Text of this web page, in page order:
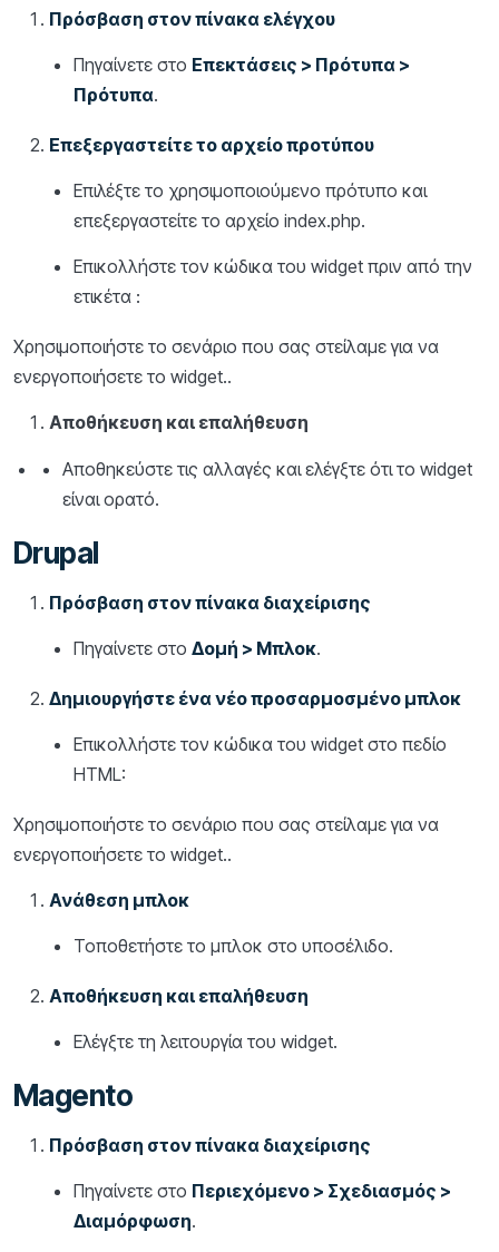
Πρόσβαση στον πίνακα ελέγχου
Πηγαίνετε στο Επεκτάσεις > Πρότυπα >
Πρότυπα.
Επεξεργαστείτε το αρχείο προτύπου
Επιλέξτε το χρησιμοποιούμενο πρότυπο και
επεξεργαστείτε το αρχείο index.php.
Επικολλήστε τον κώδικα του widget πριν από την
ετικέτα :
Χρησιμοποιήστε το σενάριο που σας στείλαμε για να
ενεργοποιήσετε το widget..
Αποθήκευση και επαλήθευση
Αποθηκεύστε τις αλλαγές και ελέγξτε ότι το widget
είναι ορατό.
Drupal
Πρόσβαση στον πίνακα διαχείρισης
Πηγαίνετε στο Δομή > Μπλοκ.
Δημιουργήστε ένα νέο προσαρμοσμένο μπλοκ
Επικολλήστε τον κώδικα του widget στο πεδίο
HTML:
Χρησιμοποιήστε το σενάριο που σας στείλαμε για να
ενεργοποιήσετε το widget..
Ανάθεση μπλοκ
Τοποθετήστε το μπλοκ στο υποσέλιδο.
Αποθήκευση και επαλήθευση
Ελέγξτε τη λειτουργία του widget.
Magento
Πρόσβαση στον πίνακα διαχείρισης
Πηγαίνετε στο Περιεχόμενο > Σχεδιασμός >
Διαμόρφωση.